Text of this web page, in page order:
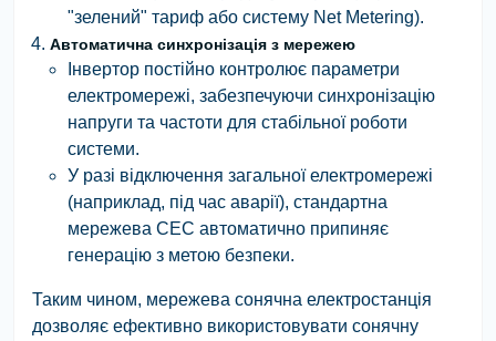
"зелений" тариф або систему Net Metering).
Автоматична синхронізація з мережею
Інвертор постійно контролює параметри
електромережі, забезпечуючи синхронізацію
напруги та частоти для стабільної роботи
системи.
У разі відключення загальної електромережі
(наприклад, під час аварії), стандартна
мережева СЕС автоматично припиняє
генерацію з метою безпеки.
Таким чином, мережева сонячна електростанція
дозволяє ефективно використовувати сонячну